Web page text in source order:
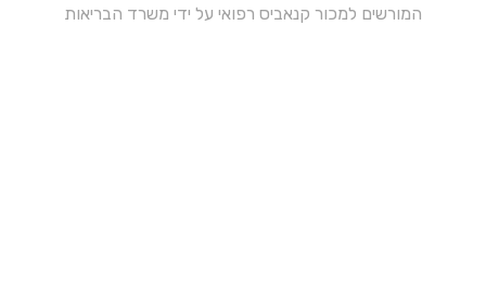
המורשים למכור קנאביס רפואי על ידי משרד הבריאות